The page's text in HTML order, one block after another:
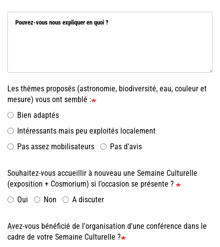
Pouvez-vous nous expliquer en quoi ?
Les thèmes proposés (astronomie, biodiversité, eau, couleur et
mesure) vous ont semblé :
Bien adaptés
Intéressants mais peu exploités localement
Pas assez mobilisateurs
Pas d'avis
Souhaitez-vous accueillir à nouveau une Semaine Culturelle
(exposition + Cosmorium) si l’occasion se présente ?
Oui
Non A discuter
Avez-vous bénéficié de l'organisation d'une conférence dans le
cadre de votre Semaine Culturelle ?